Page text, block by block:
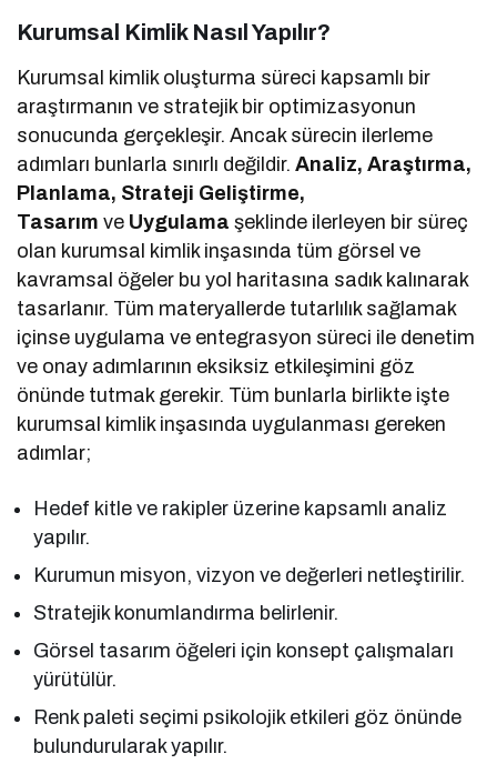
Kurumsal Kimlik Nasıl Yapılır?
Kurumsal kimlik oluşturma süreci kapsamlı bir
araştırmanın ve stratejik bir optimizasyonun
sonucunda gerçekleşir. Ancak sürecin ilerleme
adımları bunlarla sınırlı değildir.Analiz, Araştırma,
Planlama, Strateji Geliştirme,
Tasarımve Uygulama şeklinde ilerleyen bir süreç
olan kurumsal kimlik inşasında tüm görsel ve
kavramsal öğeler bu yol haritasına sadık kalınarak
tasarlanır. Tüm materyallerde tutarlılık sağlamak
içinse uygulama ve entegrasyon süreci ile denetim
ve onay adımlarının eksiksiz etkileşimini göz
önünde tutmak gerekir. Tüm bunlarla birlikte işte
kurumsal kimlik inşasında uygulanması gereken
adımlar;
Hedef kitle ve rakipler üzerine kapsamlı analiz
yapılır.
Kurumun misyon, vizyon ve değerleri netleştirilir.
Stratejik konumlandırma belirlenir.
Görsel tasarım öğeleri için konsept çalışmaları
yürütülür.
Renk paleti seçimi psikolojik etkileri göz önünde
bulundurularak yapılır.